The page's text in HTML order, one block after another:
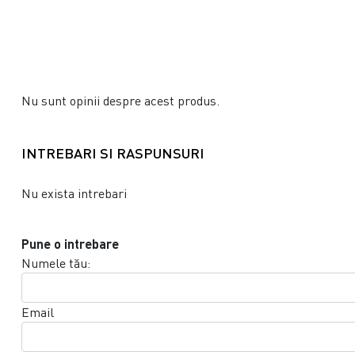
Nu sunt opinii despre acest produs.
INTREBARI SI RASPUNSURI
Nu exista intrebari
Pune o intrebare
Numele tău:
Email